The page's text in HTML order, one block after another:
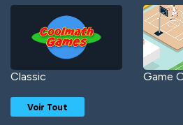
Classic Game
Voir Tout